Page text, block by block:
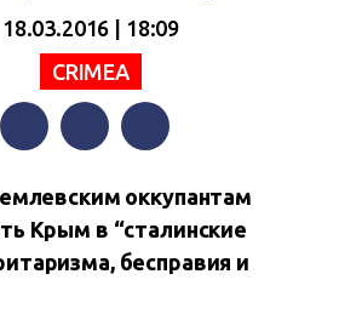
18.03.2016 | 18:09
CRIMEA
оккупантам
Крым в “сталинские
бесправия и